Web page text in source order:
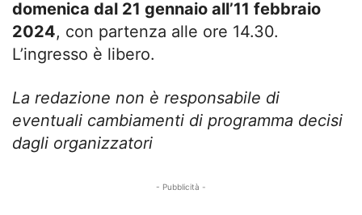
domenica dal 21 gennaio all’11 febbraio
2024, con partenza alle ore 14.30.
L’ingresso è libero.
La redazione non è responsabile di
eventuali cambiamenti di programma decisi
dagli organizzatori
- Pubblicità -